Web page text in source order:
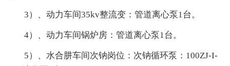
3）、动力车间35kv整流变：管道离心泵1台。
4）、动力车间锅炉房：管道离心泵1台。
5）、水合肼车间次钠岗位：次钠循环泵：100ZJ-I-